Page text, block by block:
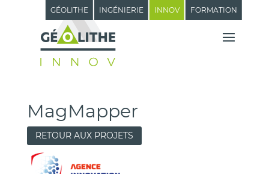
FORMATION
INNOV
INGÉNIERIE
GÉOLITHE
MagMapper
RETOUR AUX PROJETS